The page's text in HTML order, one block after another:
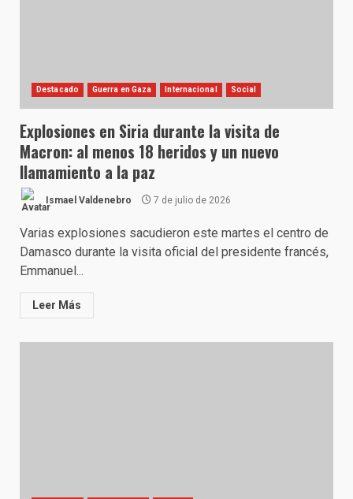
Destacado Guerra en Gaza Internacional Social
Explosiones en Siria durante la visita de
Macron: al menos 18 heridos y un nuevo
llamamiento a la paz
Ismael Valdenebro 7 de julio de 2026
Varias explosiones sacudieron este martes el centro de
Damasco durante la visita oficial del presidente francés,
Emmanuel...
Leer Más